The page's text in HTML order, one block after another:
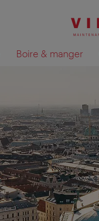
Boire & manger